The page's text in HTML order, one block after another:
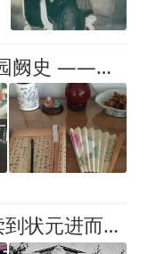
崔 伟 | 海隅遗简，勘补梨园阙史 ——关于《富连成社大事记（轶本）》
张謇百年祭：他如何从伴读到状元进而成为实业家和职业教育先驱？